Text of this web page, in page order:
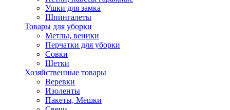
Ушки для замка
Шпингалеты
Товары для уборки
Метлы, веники
Перчатки для уборки
Совки
Щетки
Хозяйственные товары
Веревки
Изоленты
Пакеты, Мешки